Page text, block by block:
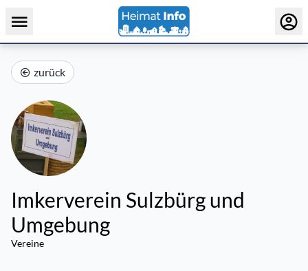
zurück
Imkerverein Sulzbürg und
Umgebung
Vereine